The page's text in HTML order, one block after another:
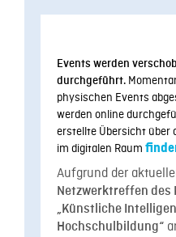
Events werden
durchgeführt.
physischen Events
werden online
erstellte Übersicht über
im digitalen Raum
Aufgrund der
Netzwerktreffen des
„Künstliche
Hochschulbildung“